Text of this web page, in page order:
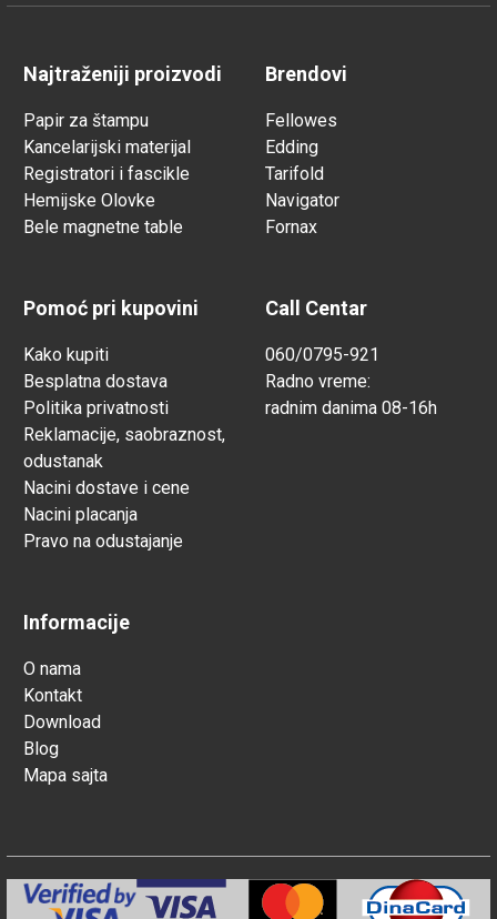
Najtraženiji proizvodi
Papir za štampu
Kancelarijski materijal
Registratori i fascikle
Hemijske Olovke
Bele magnetne table
Brendovi
Fellowes
Edding
Tarifold
Navigator
Fornax
Pomoć pri kupovini
Kako kupiti
Besplatna dostava
Politika privatnosti
Reklamacije, saobraznost,
odustanak
Nacini dostave i cene
Nacini placanja
Pravo na odustajanje
Call Centar
060/0795-921
Radno vreme:
radnim danima 08-16h
Informacije
O nama
Kontakt
Download
Blog
Mapa sajta